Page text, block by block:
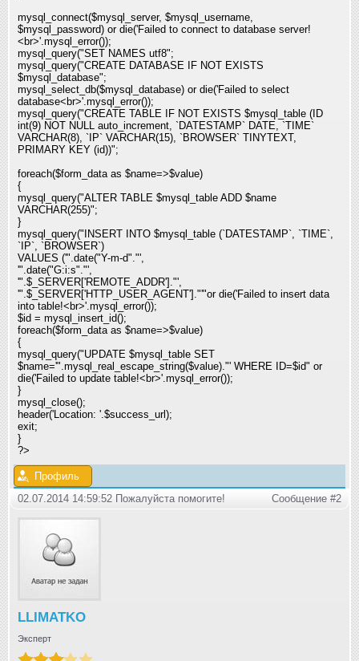
mysql_connect($mysql_server, $mysql_username,
$mysql_password) or die('Failed to connect to database server!
<br>'.mysql_error());
mysql_query("SET NAMES utf8";
mysql_query("CREATE DATABASE IF NOT EXISTS
$mysql_database";
mysql_select_db($mysql_database) or die('Failed to select
database<br>'.mysql_error());
mysql_query("CREATE TABLE IF NOT EXISTS $mysql_table (ID
int(9) NOT NULL auto_increment, `DATESTAMP` DATE, `TIME`
VARCHAR(8), `IP` VARCHAR(15), `BROWSER` TINYTEXT,
PRIMARY KEY (id))";
foreach($form_data as $name=>$value)
{
mysql_query("ALTER TABLE $mysql_table ADD $name
VARCHAR(255)";
}
mysql_query("INSERT INTO $mysql_table (`DATESTAMP`, `TIME`,
`IP`, `BROWSER`)
VALUES ('".date("Y-m-d" ."',
'".date("G:i:s" ."',
'".$_SERVER['REMOTE_ADDR']."',
'".$_SERVER['HTTP_USER_AGENT']."'"or die('Failed to insert data
into table!<br>'.mysql_error());
$id = mysql_insert_id();
foreach($form_data as $name=>$value)
{
mysql_query("UPDATE $mysql_table SET
$name='".mysql_real_escape_string($value)."' WHERE ID=$id" or
die('Failed to update table!<br>'.mysql_error());
}
mysql_close();
header('Location: '.$success_url);
exit;
}
?>
Профиль
02.07.2014 14:59:52 Пожалуйста помогите!
Сообщение #2
LLIMATKO
Эксперт